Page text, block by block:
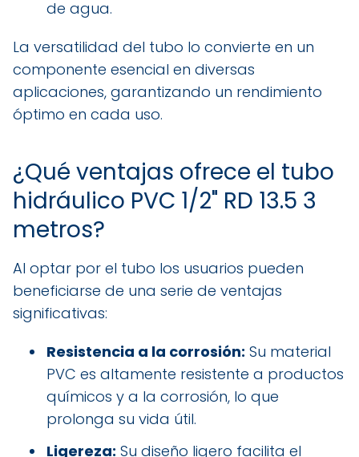
de agua.
La versatilidad del tubo lo convierte en un
componente esencial en diversas
aplicaciones, garantizando un rendimiento
óptimo en cada uso.
¿Qué ventajas ofrece el tubo
hidráulico PVC 1/2" RD 13.5 3
metros?
Al optar por el tubo los usuarios pueden
beneficiarse de una serie de ventajas
significativas:
Resistencia a la corrosión: Su material
PVC es altamente resistente a productos
químicos y a la corrosión, lo que
prolonga su vida útil.
Ligereza: Su diseño ligero facilita el